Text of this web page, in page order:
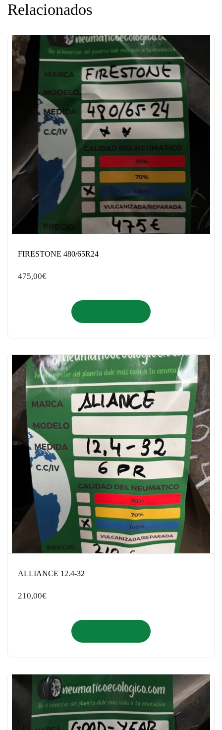
Relacionados
FIRESTONE 480/65R24
475,00€
ALLIANCE 12.4-32
210,00€